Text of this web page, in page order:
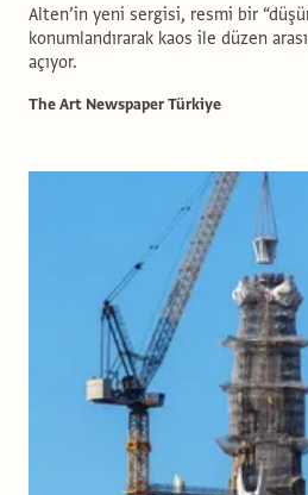
Alten’in yeni sergisi, resmi bir
konumlandırarak kaos ile düzen
açıyor.
The Art Newspaper Türkiye